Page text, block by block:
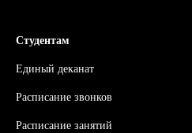
Студентам
Единый деканат
Расписание звонков
Расписание занятий